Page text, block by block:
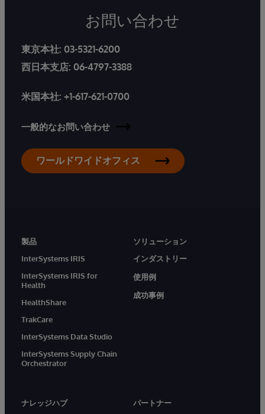
お問い合わせ
東京本社: 03-5321-6200
西日本支店: 06-4797-3388
米国本社: +1-617-621-0700
一般的なお問い合わせ
ワールドワイドオフィス
製品
InterSystems IRIS
InterSystems IRIS for
Health
HealthShare
TrakCare
InterSystems Data Studio
InterSystems Supply Chain
Orchestrator
ソリューション
インダストリー
使用例
成功事例
ナレッジハブ
パートナー